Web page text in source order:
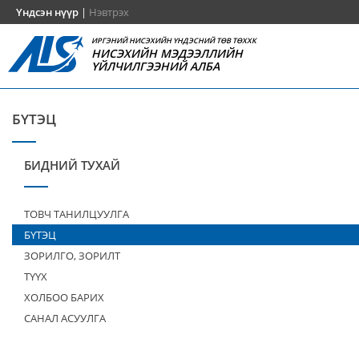
Үндсэн нүүр | Нэвтрэх
ИРГЭНИЙ НИСЭХИЙН ҮНДЭСНИЙ ТӨВ ТӨХХК
НИСЭХИЙН МЭДЭЭЛЛИЙН
ҮЙЛЧИЛГЭЭНИЙ АЛБА
БҮТЭЦ
БИДНИЙ ТУХАЙ
ТОВЧ ТАНИЛЦУУЛГА
БҮТЭЦ
ЗОРИЛГО, ЗОРИЛТ
ТҮҮХ
ХОЛБОО БАРИХ
САНАЛ АСУУЛГА